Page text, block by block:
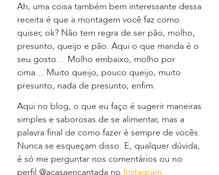
Ah, uma coisa também bem interessante dessa
receita é que a montagem você faz como
quiser, ok? Não tem regra de ser pão, molho,
presunto, queijo e pão. Aqui o que manda é o
seu gosto… Molho embaixo, molho por
cima… Muito queijo, pouco queijo, muito
presunto, nada de presunto, enfim.
Aqui no blog, o que eu faço é sugerir maneiras
simples e saborosas de se alimentar, mas a
palavra final de como fazer é sempre de vocês.
Nunca se esqueçam disso. E, qualquer dúvida,
é só me perguntar nos comentários ou no
perfil @acasaencantada no Instagram.